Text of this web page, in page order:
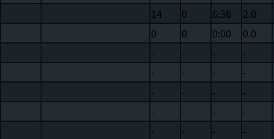
14
0 6:36 2.0
0
0 0:00 0.0
-
- - -
-
- - -
-
- - -
-
- - -
-
- - -